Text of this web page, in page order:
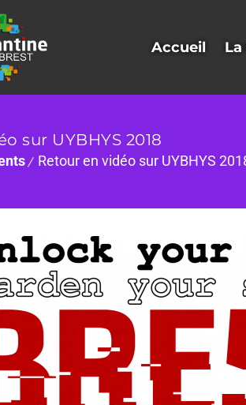
Accueil
sur UYBHYS 2018
Retour en vidéo sur UYBHYS